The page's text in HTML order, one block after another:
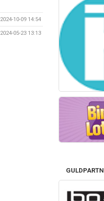
2024-10-09 14:54
2024-05-23 13:13